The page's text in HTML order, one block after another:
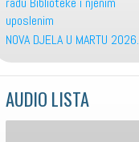
uposlenim
NOVA DJELA U MARTU 2026.
AUDIO LISTA